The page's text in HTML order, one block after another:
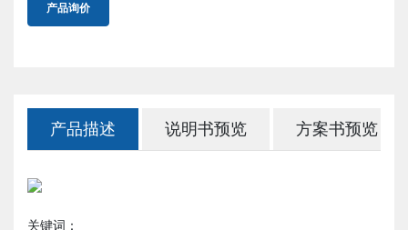
产品询价
产品描述 说明书预览 方案书预览
关键词：